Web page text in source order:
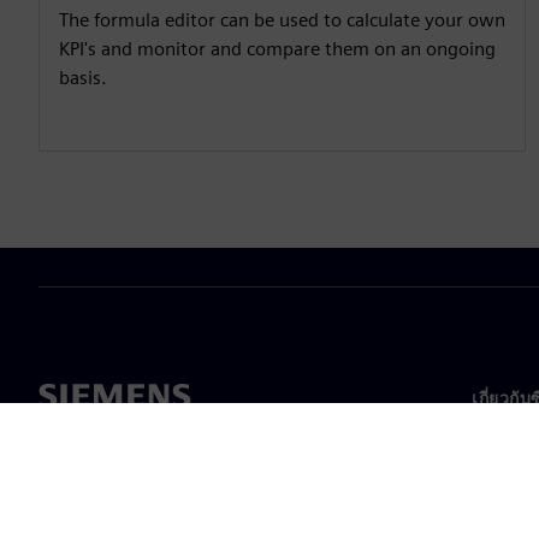
The formula editor can be used to calculate your own
KPI's and monitor and compare them on an ongoing
basis.
เกี่ยวกับ